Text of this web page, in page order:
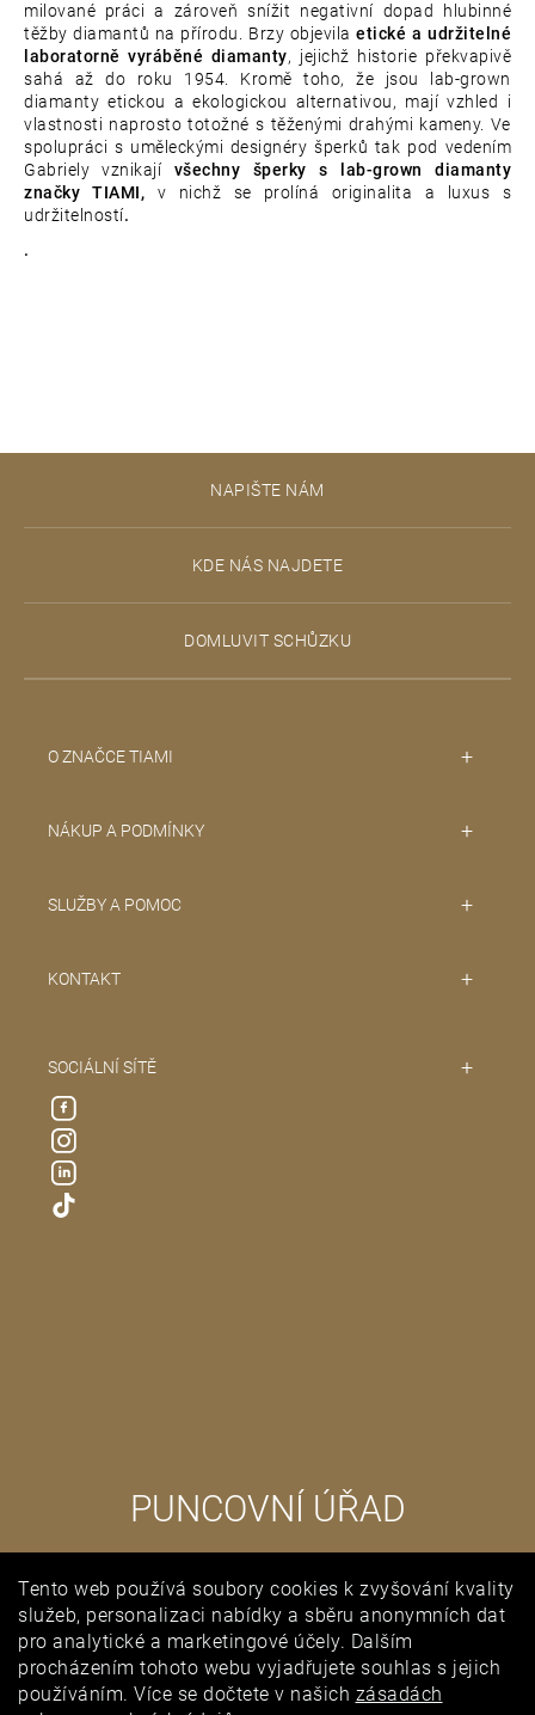
Tento web používá soubory cookies k zvyšování kvality
služeb, personalizaci nabídky a sběru anonymních dat
pro analytické a marketingové účely. Dalším
procházením tohoto webu vyjadřujete souhlas s jejich
používáním. Více se dočtete v našich zásadách
milované práci a zároveň snížit negativní dopad hlubinné
těžby diamantů na přírodu. Brzy objevilaetické a udržitelné
laboratorně vyráběné diamanty, jejichž historie překvapivě
sahá až do roku 1954. Kromě toho, že jsou lab-grown
diamanty etickou a ekologickou alternativou, mají vzhled i
vlastnosti naprosto totožné s těženými drahými kameny. Ve
spolupráci s uměleckými designéry šperků tak pod vedením
Gabriely vznikají všechny šperky s lab-grown diamanty
značky TIAMI, v nichž se prolíná originalita a luxus s
udržitelností.
.
NAPIŠTE NÁM
KDE NÁS NAJDETE
DOMLUVIT SCHŮZKU
O ZNAČCE TIAMI
NÁKUP A PODMÍNKY
SLUŽBY A POMOC
KONTAKT
SOCIÁLNÍ SÍTĚ
PUNCOVNÍ ÚŘAD